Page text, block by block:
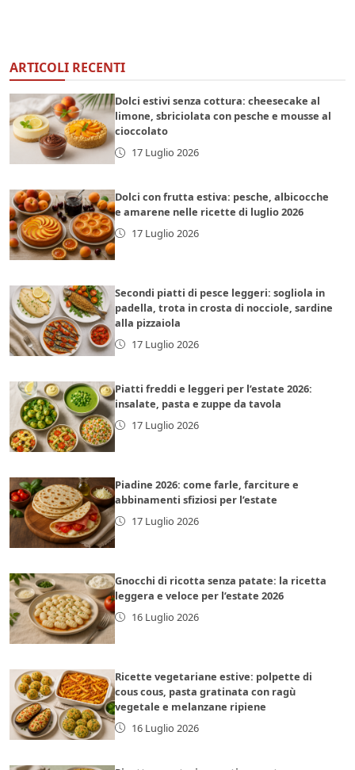
ARTICOLI RECENTI
Dolci estivi senza cottura: cheesecake al
limone, sbriciolata con pesche e mousse al
cioccolato
17 Luglio 2026
Dolci con frutta estiva: pesche, albicocche
e amarene nelle ricette di luglio 2026
17 Luglio 2026
Secondi piatti di pesce leggeri: sogliola in
padella, trota in crosta di nocciole, sardine
alla pizzaiola
17 Luglio 2026
Piatti freddi e leggeri per l’estate 2026:
insalate, pasta e zuppe da tavola
17 Luglio 2026
Piadine 2026: come farle, farciture e
abbinamenti sfiziosi per l’estate
17 Luglio 2026
Gnocchi di ricotta senza patate: la ricetta
leggera e veloce per l’estate 2026
16 Luglio 2026
Ricette vegetariane estive: polpette di
cous cous, pasta gratinata con ragù
vegetale e melanzane ripiene
16 Luglio 2026